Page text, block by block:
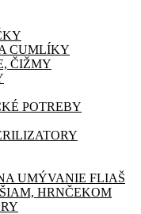
CUMLÍKY
ČIŽMY
POTREBY
UMÝVANIE FLIAŠ
HRNČEKOM